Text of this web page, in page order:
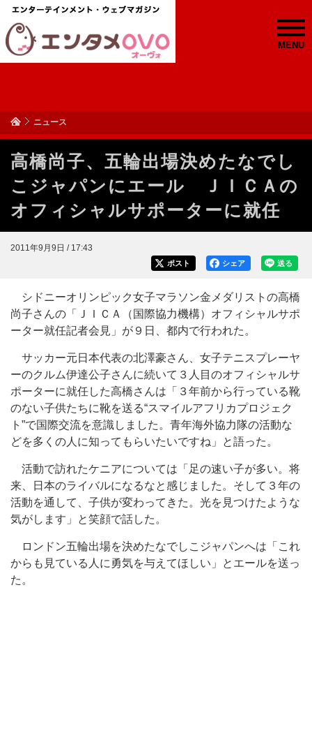
MENU
ニュース
高橋尚子、五輪出場決めたなでし
こジャパンにエール ＪＩＣＡの
オフィシャルサポーターに就任
2011年9月9日 / 17:43
送る
シェア
ポスト
シドニーオリンピック女子マラソン金メダリストの高橋
尚子さんの「ＪＩＣＡ（国際協力機構）オフィシャルサポ
ーター就任記者会見」が９日、都内で行われた。
サッカー元日本代表の北澤豪さん、女子テニスプレーヤ
ーのクルム伊達公子さんに続いて３人目のオフィシャルサ
ポーターに就任した高橋さんは「３年前から行っている靴
のない子供たちに靴を送る“スマイルアフリカプロジェク
ト”で国際交流を意識しました。青年海外協力隊の活動な
どを多くの人に知ってもらいたいですね」と語った。
活動で訪れたケニアについては「足の速い子が多い。将
来、日本のライバルになるなと感じました。そして３年の
活動を通して、子供が変わってきた。光を見つけたような
気がします」と笑顔で話した。
ロンドン五輪出場を決めたなでしこジャパンへは「これ
からも見ている人に勇気を与えてほしい」とエールを送っ
た。